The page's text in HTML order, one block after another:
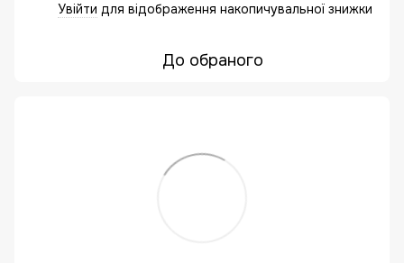
Увійти для відображення накопичувальної знижки
До обраного